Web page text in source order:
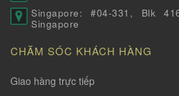
Singapore: #04-331, Blk
Singapore
CHĂM SÓC KHÁCH HÀNG
Giao hàng trực tiếp